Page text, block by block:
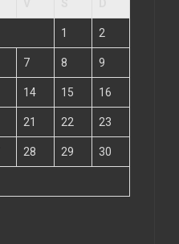
1 2
7 8 9
14 15 16
21 22 23
28 29 30